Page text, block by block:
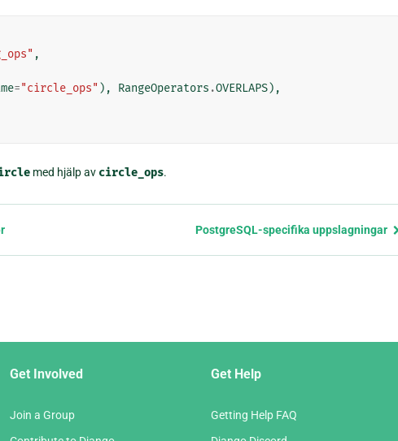
,
="circle_ops" ), RangeOperators .OVERLAPS),
med hjälp av circle_ops.
PostgreSQL-specifika uppslagningar
Get Involved
Join a Group
Get Help
Getting Help FAQ